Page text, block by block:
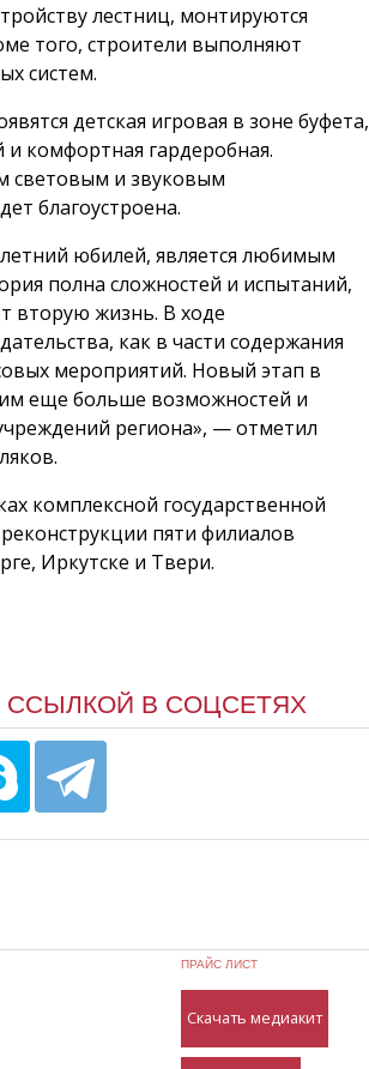
лестниц, монтируются
того, строители выполняют
систем.
детская игровая в зоне буфета,
комфортная гардеробная.
световым и звуковым
благоустроена.
юбилей, является любимым
полна сложностей и испытаний,
вторую жизнь. В ходе
как в части содержания
мероприятий. Новый этап в
еще больше возможностей и
региона», — отметил
комплексной государственной
пяти филиалов
Иркутске и Твери.
В СОЦСЕТЯХ
ПРАЙС ЛИСТ
Скачать медиакит